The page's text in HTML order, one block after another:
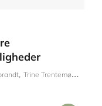
Jensen
Trine Trentemøller